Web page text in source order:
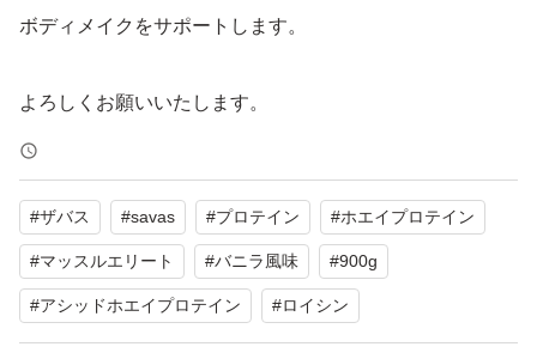
ボディメイクをサポートします。
よろしくお願いいたします。
#ザバス #savas #プロテイン #ホエイプロテイン
#マッスルエリート #バニラ風味 #900g
#アシッドホエイプロテイン #ロイシン